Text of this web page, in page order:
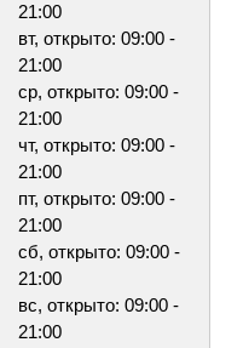
21:00
вт, открыто: 09:00 -
21:00
ср, открыто: 09:00 -
21:00
чт, открыто: 09:00 -
21:00
пт, открыто: 09:00 -
21:00
сб, открыто: 09:00 -
21:00
вс, открыто: 09:00 -
21:00